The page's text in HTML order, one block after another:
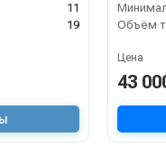
11
19
Цена
43